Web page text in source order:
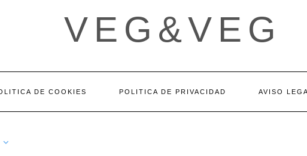
VEG&VEG
DE COOKIES POLITICA DE PRIVACIDAD AVISO